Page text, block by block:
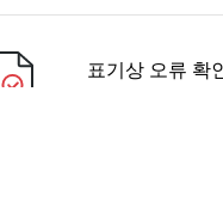
표기상 오류 확